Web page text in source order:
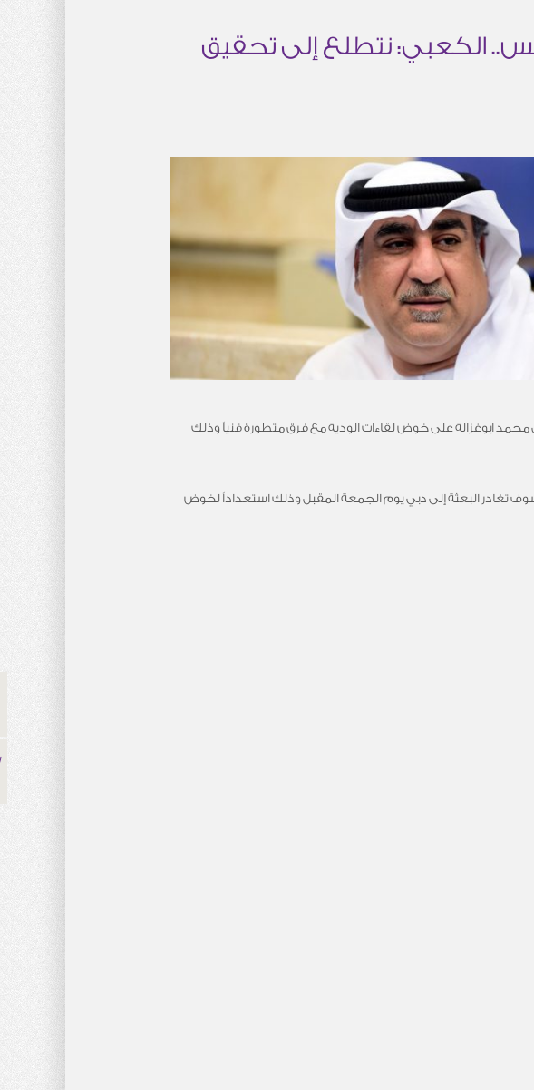
الكعبي: نتطلع إلى تحقيق
محمد ابوغزالة على خوض لقاءات الودية مع فرق متطورة فنياً وذلك
تغادر البعثة إلى دبي يوم الجمعة المقبل وذلك استعداداً لخوض